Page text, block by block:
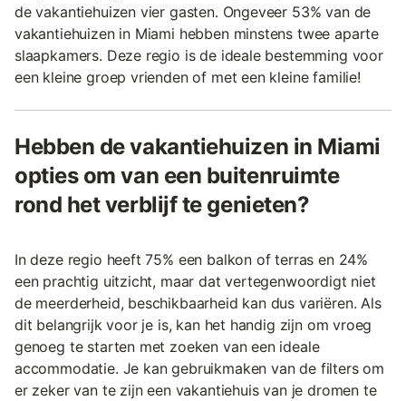
de vakantiehuizen vier gasten. Ongeveer 53% van de
vakantiehuizen in Miami hebben minstens twee aparte
slaapkamers. Deze regio is de ideale bestemming voor
een kleine groep vrienden of met een kleine familie!
Hebben de vakantiehuizen in Miami
opties om van een buitenruimte
rond het verblijf te genieten?
In deze regio heeft 75% een balkon of terras en 24%
een prachtig uitzicht, maar dat vertegenwoordigt niet
de meerderheid, beschikbaarheid kan dus variëren. Als
dit belangrijk voor je is, kan het handig zijn om vroeg
genoeg te starten met zoeken van een ideale
accommodatie. Je kan gebruikmaken van de filters om
er zeker van te zijn een vakantiehuis van je dromen te